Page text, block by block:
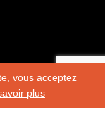
vous acceptez
plus